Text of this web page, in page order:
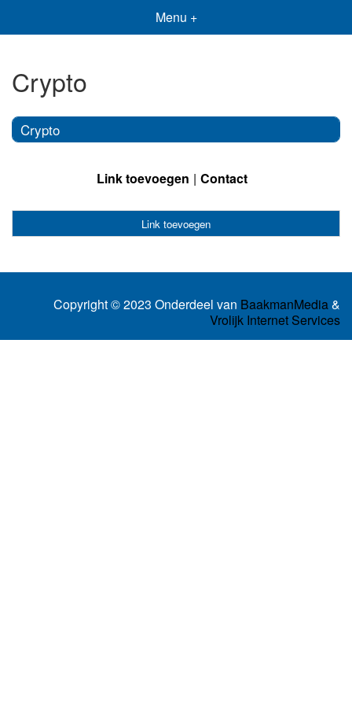
Menu +
Crypto
Crypto
Link toevoegen Contact
Link toevoegen
Copyright © 2023 Onderdeel van BaakmanMedia&
Vrolijk Internet Services